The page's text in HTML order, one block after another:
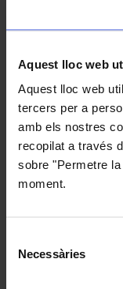
Aquest lloc web
Aquest lloc web
tercers per a
amb els nostres
recopilat a través
sobre "Permetre
moment.
Necessàries